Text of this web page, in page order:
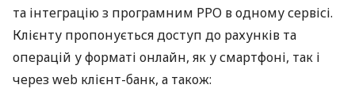
та інтеграцію з програмним РРО в одному сервісі.
Клієнту пропонується доступ до рахунків та
операцій у форматі онлайн, як у смартфоні, так і
через web клієнт-банк, а також: